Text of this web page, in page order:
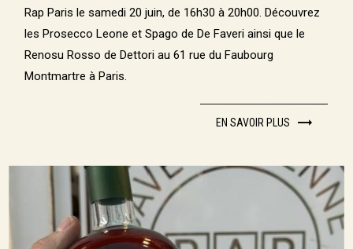
Rap Paris le samedi 20 juin, de 16h30 à 20h00. Découvrez
les Prosecco Leone et Spago de De Faveri ainsi que le
Renosu Rosso de Dettori au 61 rue du Faubourg
Montmartre à Paris.
EN SAVOIR PLUS